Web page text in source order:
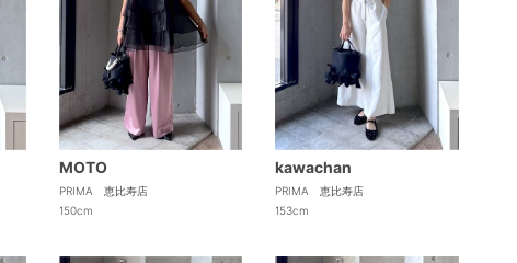
MOTO
PRIMA 恵比寿店
150cm
kawachan
PRIMA 恵比寿店
153cm